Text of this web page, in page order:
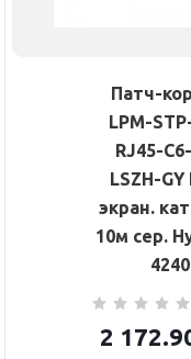
Патч-
LPM-
RJ45-
LSZH-GY
экран.
10м сер.
2